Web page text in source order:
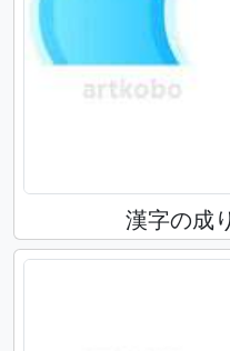
漢字の成